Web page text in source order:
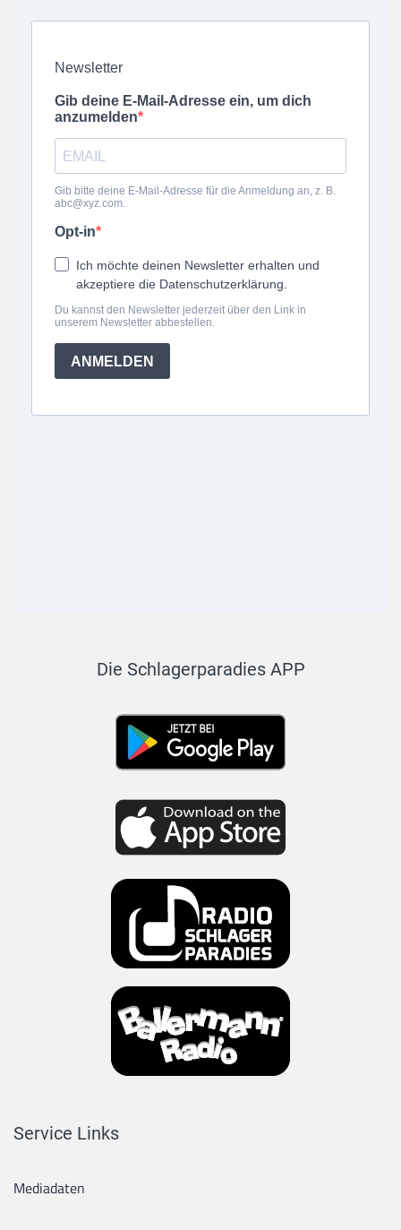
Die Schlagerparadies APP
Service Links
Mediadaten